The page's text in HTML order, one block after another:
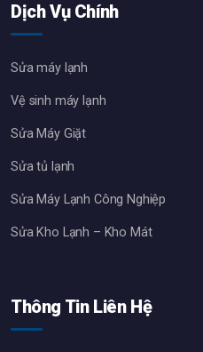
Dịch Vụ Chính
Sửa máy lạnh
Vệ sinh máy lạnh
Sửa Máy Giặt
Sửa tủ lạnh
Sửa Máy Lạnh Công Nghiệp
Sửa Kho Lạnh – Kho Mát
Thông Tin Liên Hệ